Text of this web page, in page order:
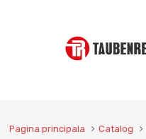
Pagina principala Catalog